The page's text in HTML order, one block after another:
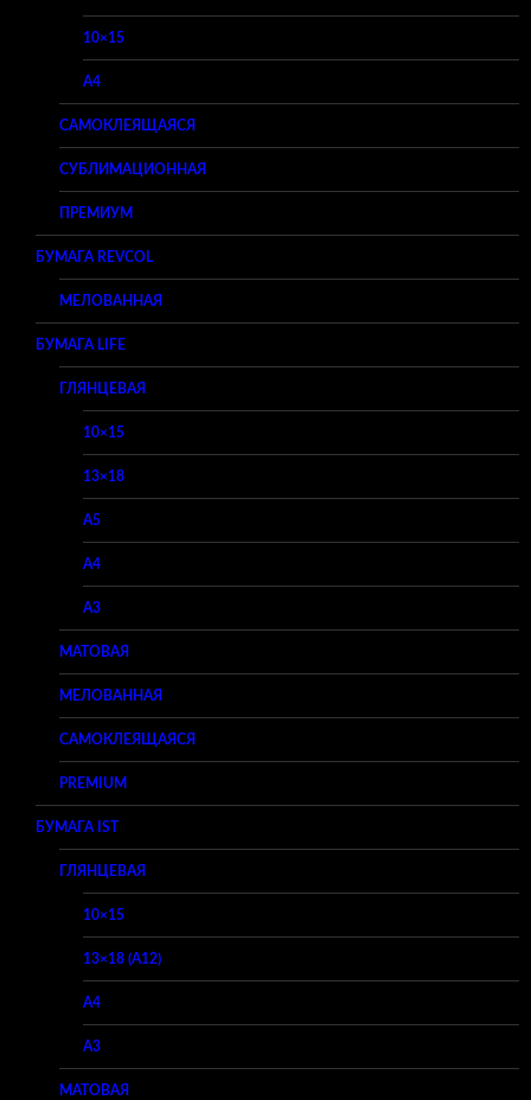
10×15
A4
САМОКЛЕЯЩАЯСЯ
СУБЛИМАЦИОННАЯ
ПРЕМИУМ
БУМАГА REVCOL
МЕЛОВАННАЯ
БУМАГА LIFE
ГЛЯНЦЕВАЯ
10×15
13×18
A5
A4
A3
МАТОВАЯ
МЕЛОВАННАЯ
САМОКЛЕЯЩАЯСЯ
PREMIUM
БУМАГА IST
ГЛЯНЦЕВАЯ
10×15
13×18 (A12)
A4
A3
МАТОВАЯ